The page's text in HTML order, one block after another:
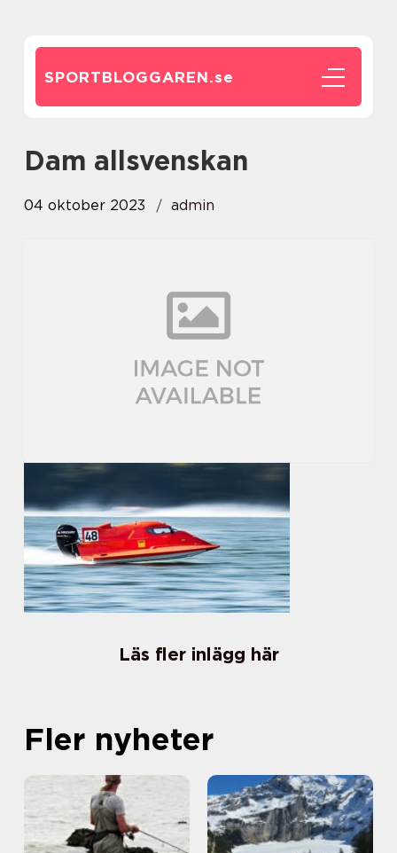
SPORTBLOGGAREN.se
dam allsvenskan
04 oktober 2023 admin
Läs fler inlägg här
Fler nyheter